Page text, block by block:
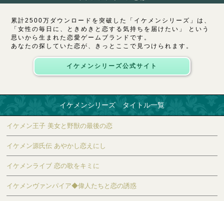
累計2500万ダウンロードを突破した「イケメンシリーズ」は、
「女性の毎日に、ときめきと恋する気持ちを届けたい」 という
思いから生まれた恋愛ゲームブランドです。
あなたの探していた恋が、きっとここで見つけられます。
イケメンシリーズ公式サイト
イケメンシリーズ タイトル一覧
イケメン王子 美女と野獣の最後の恋
イケメン源氏伝 あやかし恋えにし
イケメンライブ 恋の歌をキミに
イケメンヴァンパイア◆偉人たちと恋の誘惑